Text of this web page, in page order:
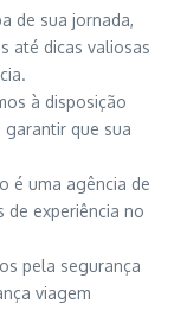
de sua jornada,
até dicas valiosas
à disposição
que sua
é uma agência de
de experiência no
pela segurança
viagem